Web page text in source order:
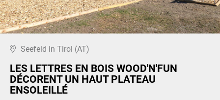
Seefeld in Tirol (AT)
LES LETTRES EN BOIS WOOD'N'FUN
DÉCORENT UN HAUT PLATEAU
ENSOLEILLÉ